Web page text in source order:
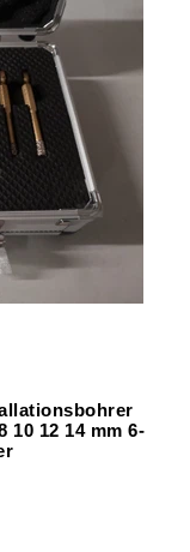
10 12 14 mm 6-